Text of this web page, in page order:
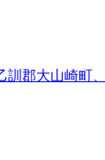
訓郡大山崎町